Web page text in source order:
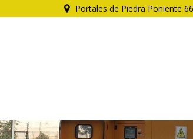
Portales de Piedra Poniente